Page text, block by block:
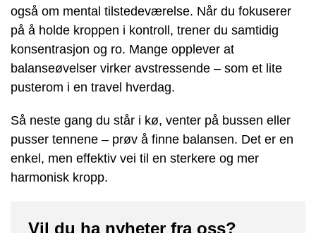
også om mental tilstedeværelse. Når du fokuserer
på å holde kroppen i kontroll, trener du samtidig
konsentrasjon og ro. Mange opplever at
balanseøvelser virker avstressende – som et lite
pusterom i en travel hverdag.
Så neste gang du står i kø, venter på bussen eller
pusser tennene – prøv å finne balansen. Det er en
enkel, men effektiv vei til en sterkere og mer
harmonisk kropp.
Vil du ha nyheter fra oss?